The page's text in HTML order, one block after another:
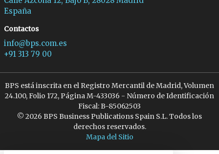
España
Contactos
info@bps.com.es
+91 313 79 00
BPS está inscrita en el Registro Mercantil de Madrid, Volumen
24.100, Folio 172, Página M-433036 - Número de Identificación
Fiscal: B-85062503
© 2026 BPS Business Publications Spain S.L. Todos los
derechos reservados.
Mapa del Sitio